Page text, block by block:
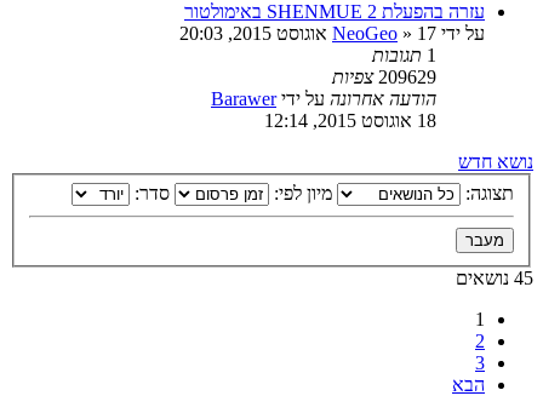
עזרה בהפעלת SHENMUE 2 באימולטור
על ידי
NeoGeo » 17 אוגוסט 2015, 20:03
1 תגובות
209629 צפיות
הודעה אחרונה על ידיBarawer
18 אוגוסט 2015, 12:14
נושא חדש
תצוגה:
מיון לפי: סדר:
45 נושאים
1
2
3
הבא